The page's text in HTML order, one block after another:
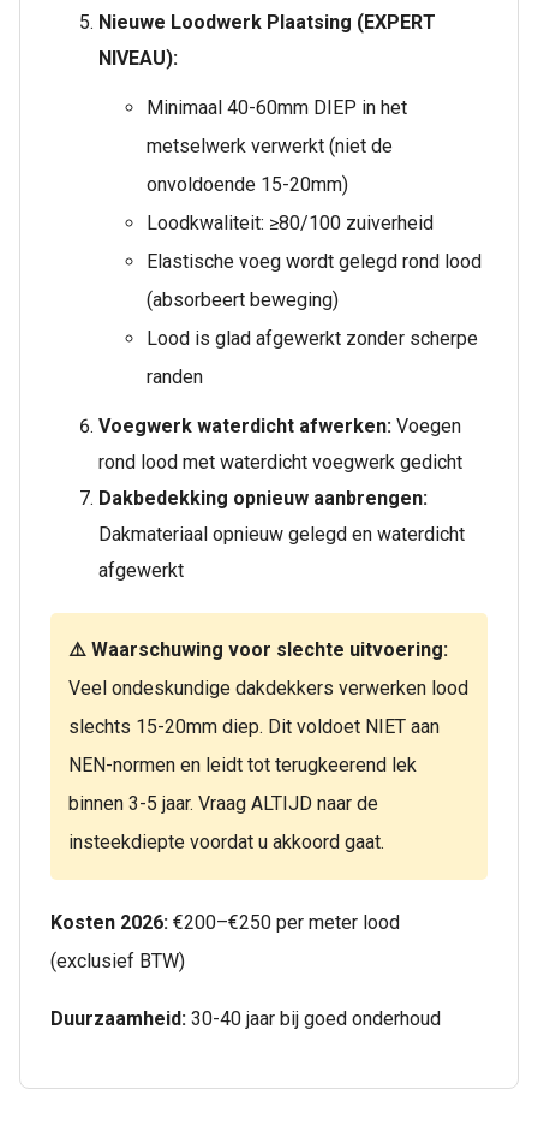
Nieuwe Loodwerk Plaatsing (EXPERT
NIVEAU):
Minimaal 40-60mm DIEP in het
metselwerk verwerkt (niet de
onvoldoende 15-20mm)
Loodkwaliteit: ≥80/100 zuiverheid
Elastische voeg wordt gelegd rond lood
(absorbeert beweging)
Lood is glad afgewerkt zonder scherpe
randen
Voegwerk waterdicht afwerken: Voegen
rond lood met waterdicht voegwerk gedicht
Dakbedekking opnieuw aanbrengen:
Dakmateriaal opnieuw gelegd en waterdicht
afgewerkt
⚠️ Waarschuwing voor slechte uitvoering:
Veel ondeskundige dakdekkers verwerken lood
slechts 15-20mm diep. Dit voldoet NIET aan
NEN-normen en leidt tot terugkeerend lek
binnen 3-5 jaar. Vraag ALTIJD naar de
insteekdiepte voordat u akkoord gaat.
Kosten 2026: €200–€250 per meter lood
(exclusief BTW)
Duurzaamheid: 30-40 jaar bij goed onderhoud